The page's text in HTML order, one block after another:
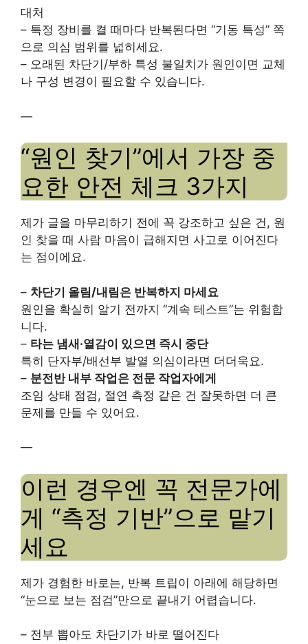
대처
– 특정 장비를 켤 때마다 반복된다면 “기동 특성” 쪽
으로 의심 범위를 넓히세요.
– 오래된 차단기/부하 특성 불일치가 원인이면 교체
나 구성 변경이 필요할 수 있습니다.
—
“원인 찾기”에서 가장 중
요한 안전 체크 3가지
제가 글을 마무리하기 전에 꼭 강조하고 싶은 건, 원
인 찾을 때 사람 마음이 급해지면 사고로 이어진다
는 점이에요.
– 차단기 올림/내림은 반복하지 마세요
원인을 확실히 알기 전까지 “계속 테스트”는 위험합
니다.
– 타는 냄새·열감이 있으면 즉시 중단
특히 단자부/배선부 발열 의심이라면 더더욱요.
– 분전반 내부 작업은 전문 작업자에게
조임 상태 점검, 절연 측정 같은 건 잘못하면 더 큰
문제를 만들 수 있어요.
—
이런 경우엔 꼭 전문가에
게 “측정 기반”으로 맡기
세요
제가 경험한 바로는, 반복 트립이 아래에 해당하면
“눈으로 보는 점검”만으로 끝내기 어렵습니다.
– 전부 뽑아도 차단기가 바로 떨어진다